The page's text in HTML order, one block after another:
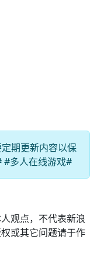
期更新内容以保
#多人在线游戏#
观点，不代表新浪
或其它问题请于作